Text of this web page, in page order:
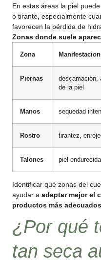
En estas áreas la piel
o tirante, especialmente
favorecen la pérdida de
Zonas donde suele
Zona
Piernas
descamación,
de la piel
Manos sequedad
Rostro tirantez,
Talones piel
Identificar qué zonas del
ayudar a adaptar mejor el
productos más adecuados
¿Por qué
tan seca